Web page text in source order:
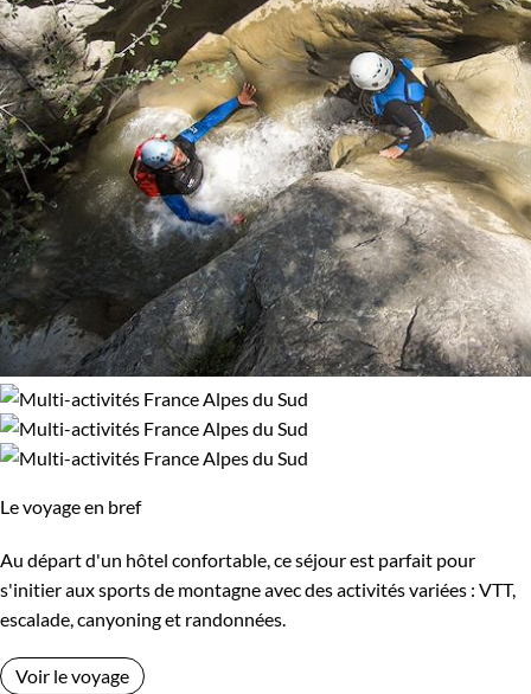
Le voyage en bref
Au départ d'un hôtel confortable, ce séjour est parfait pour
s'initier aux sports de montagne avec des activités variées : VTT,
escalade, canyoning et randonnées.
Voir le voyage